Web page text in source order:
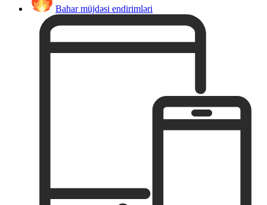
Bahar müjdəsi endirimləri